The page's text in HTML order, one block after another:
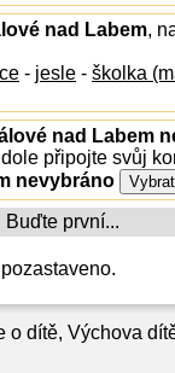
o dítě, Výchova
nad Labem,
- jesle - školka
nad Labem
připojte svůj
nevybráno
první...